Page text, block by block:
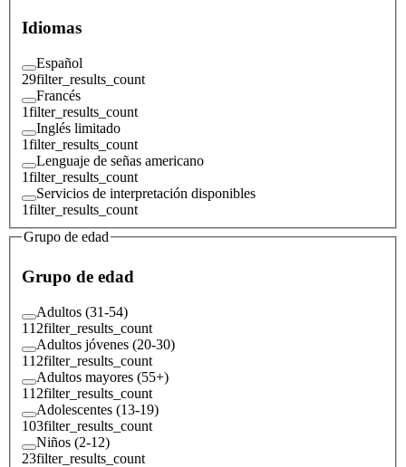
Idiomas
Español
29filter_results_count
Francés
1filter_results_count
Inglés limitado
1filter_results_count
Lenguaje de señas americano
1filter_results_count
Servicios de interpretación disponibles
1filter_results_count
Grupo de edad
Grupo de edad
Adultos (31-54)
112filter_results_count
Adultos jóvenes (20-30)
112filter_results_count
Adultos mayores (55+)
112filter_results_count
Adolescentes (13-19)
103filter_results_count
Niños (2-12)
23filter_results_count